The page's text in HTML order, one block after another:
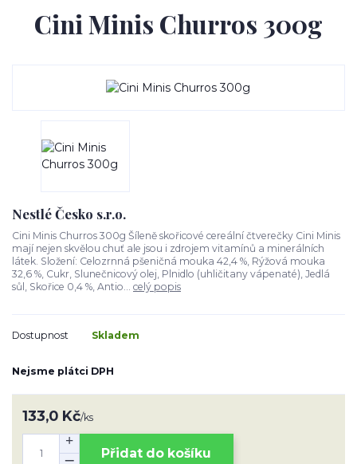
Cini Minis Churros 300g
Nestlé Česko s.r.o.
Cini Minis Churros 300g Šíleně skořicové cereální čtverečky Cini Minis
mají nejen skvělou chuť ale jsou i zdrojem vitamínů a minerálních
látek. Složení: Celozrnná pšeničná mouka 42,4 %, Rýžová mouka
32,6 %, Cukr, Slunečnicový olej, Plnidlo (uhličitany vápenaté), Jedlá
sůl, Skořice 0,4 %, Antio... celý popis
Dostupnost Skladem
Nejsme plátci DPH
133,0 Kč/ks
Přidat do košíku